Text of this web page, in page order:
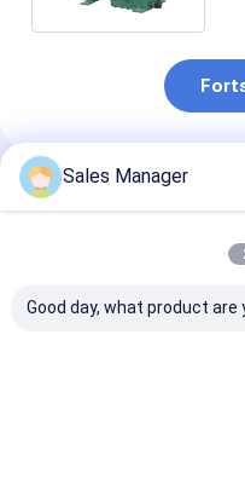
Empfohlene Produkte
Sales Manager
Good day, what product are